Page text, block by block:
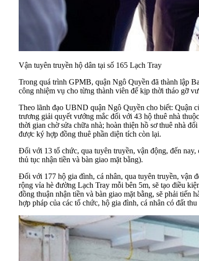
Vận tuyên truyền hộ dân tại số 165 Lạch Tray
Trong quá trình GPMB, quận Ngô Quyền đã thành lập
công nhiệm vụ cho từng thành viên để kịp thời tháo gỡ
Theo lãnh đạo UBND quận Ngô Quyền cho biết: Quận
trương giải quyết vướng mắc đối với 43 hộ thuê nhà
thời gian chờ sửa chữa nhà; hoàn thiện hồ sơ thuê nhà
được ký hợp đồng thuê phần diện tích còn lại.
Đối với 13 tổ chức, qua tuyên truyền, vận động, đến nay,
thủ tục nhận tiền và bàn giao mặt bằng).
Đối với 177 hộ gia đình, cá nhân, qua tuyên truyền, vận
rộng vỉa hè đường Lạch Tray mỗi bên 5m, sẽ tạo điều
đồng thuận nhận tiền và bàn giao mặt bằng, sẽ phải
hợp pháp của các tổ chức, hộ gia đình, cá nhân có đất